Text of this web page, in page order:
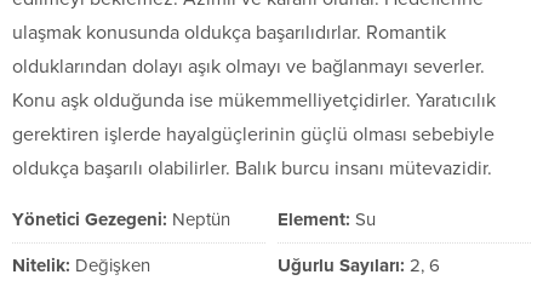
ulaşmak konusunda oldukça başarılıdırlar. Romantik
olduklarından dolayı aşık olmayı ve bağlanmayı severler.
Konu aşk olduğunda ise mükemmelliyetçidirler. Yaratıcılık
gerektiren işlerde hayalgüçlerinin güçlü olması sebebiyle
oldukça başarılı olabilirler. Balık burcu insanı mütevazidir.
Yönetici Gezegeni: Neptün Element: Su
Nitelik: Değişken Uğurlu Sayıları: 2, 6